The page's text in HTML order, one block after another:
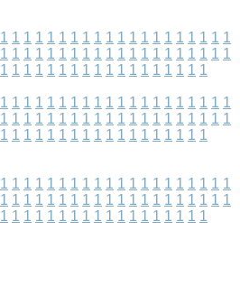
1 1 1 1 1 1 1 1 1 1 1 1 1 1 1 1 1 1 1 1
1 1 1 1 1 1 1 1 1 1 1 1 1 1 1 1 1 1 1 1
1 1 1 1 1 1 1 1 1 1 1 1 1 1 1 1 1 1
1 1 1 1 1 1 1 1 1 1 1 1 1 1 1 1 1 1 1 1
1 1 1 1 1 1 1 1 1 1 1 1 1 1 1 1 1 1 1 1
1 1 1 1 1 1 1 1 1 1 1 1 1 1 1 1 1 1
1 1 1 1 1 1 1 1 1 1 1 1 1 1 1 1 1 1 1 1
1 1 1 1 1 1 1 1 1 1 1 1 1 1 1 1 1 1 1 1
1 1 1 1 1 1 1 1 1 1 1 1 1 1 1 1 1 1